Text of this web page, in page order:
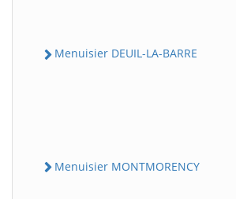
Menuisier DEUIL-LA-BARRE
Menuisier MONTMORENCY